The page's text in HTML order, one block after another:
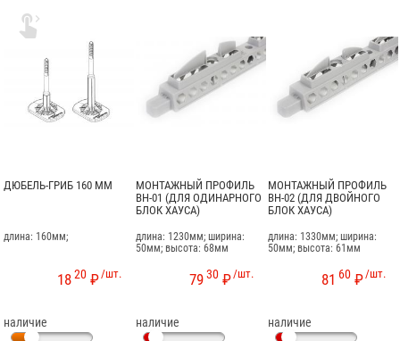
ДЮБЕЛЬ-ГРИБ 160 ММ
длина: 160мм;
/шт.
1820 ₽
наличие
МОНТАЖНЫЙ ПРОФИЛЬ
BH-01 (ДЛЯ ОДИНАРНОГО
БЛОК ХАУСА)
длина: 1230мм; ширина:
50мм; высота: 68мм
/шт.
7930 ₽
наличие
МОНТАЖНЫЙ ПРОФИЛЬ
BH-02 (ДЛЯ ДВОЙНОГО
БЛОК ХАУСА)
длина: 1330мм; ширина:
50мм; высота: 61мм
/шт.
81 60 ₽
наличие
